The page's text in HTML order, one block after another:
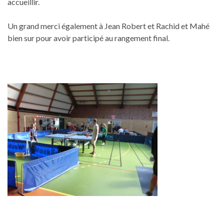
accueillir.
Un grand merci également à Jean Robert et Rachid et Mahé
bien sur pour avoir participé au rangement final.